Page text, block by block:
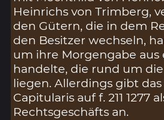
Heinrichs von Trimberg,
den Gütern, die in dem
den Besitzer wechseln,
um ihre Morgengabe aus
handelte, die rund um
liegen. Allerdings gibt
Capitularis auf f. 211 1277
Rechtsgeschäfts an.